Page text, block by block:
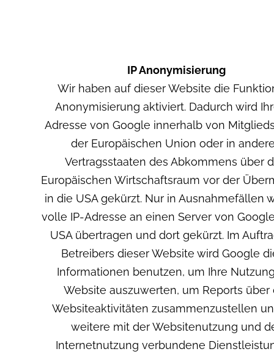
IP Anonymisierung
Wir haben auf dieser Website die
Anonymisierung aktiviert. Dadurch wird
Adresse von Google innerhalb von
der Europäischen Union oder in
Vertragsstaaten des Abkommens über
Europäischen Wirtschaftsraum vor der
in die USA gekürzt. Nur in Ausnahmefällen
volle IP-Adresse an einen Server von
USA übertragen und dort gekürzt. Im
Betreibers dieser Website wird Google
Informationen benutzen, um Ihre
Website auszuwerten, um Reports über
Websiteaktivitäten zusammenzustellen
weitere mit der Websitenutzung und
Internetnutzung verbundene